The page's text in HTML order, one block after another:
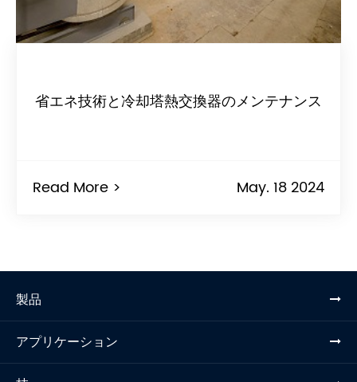
省エネ技術と冷却塔熱交換器のメンテナンス
Read More > May. 18 2024
製品
アプリケーション